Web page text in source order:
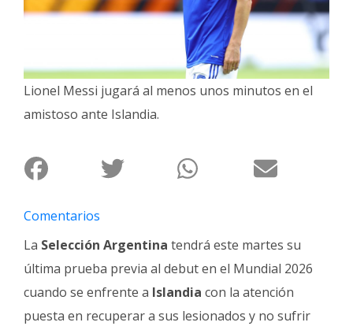
Arte
Policiales
Familia
Lionel Messi jugará al menos unos minutos en el
amistoso ante Islandia.
Comentarios
La Selección Argentina tendrá este martes su
última prueba previa al debut en el Mundial 2026
cuando se enfrente a Islandia con la atención
puesta en recuperar a sus lesionados y no sufrir